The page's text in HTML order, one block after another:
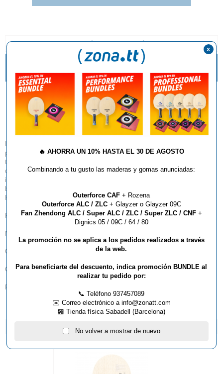
DESCRIPCIÓN Y CARACTERÍSTICAS
¿QUÉ ESTILO DE MANGO DE RAQUETA DEBO
ELEGIR?
Madera JOOLA Vyzaryz
Freeze HRD
Las potentes capas sintéticas ALC bajo una nítida capa exterior de Koto
proporcionan una extraordinaria franqueza y poder de penetración. La
tecnología "Cold-Cured" consigue combinar esta explosividad con el
control. El tiempo de contacto con la pelota ampliado y un sonido
impresionante le dan un toque agradable y redondean esta pala ofensiva
bien equilibrada. ¡Sé frío en tu juego con la JOOLA VYZARYZ FREEZE
HRD!
Ficha técnica
Mango: Recto, cóncavo.
Capas: 5 + 2
Capa exterior, ALC, Koto
Peso: 85g
ARTÍCULOS QUE TE PUEDEN INTERESAR...
🔥 AHORRA UN 10% HASTA EL 30 DE AGOSTO
Combinando a tu gusto las maderas y gomas anunciadas:
Outerforce CAF + Rozena
Outerforce ALC / ZLC+ Glayzer o Glayzer 09C
Fan Zhendong ALC / Super ALC / ZLC / Super ZLC / CNF+
Dignics 05 / 09C / 64 / 80
La promoción no se aplica a los pedidos realizados a través
de la web.
Para beneficiarte del descuento, indica promoción BUNDLE al
realizar tu pedido por:
📞 Teléfono 937457089
✉️ Correo electrónico a info@zonatt.com
🏪 Tienda física Sabadell (Barcelona)
No volver a mostrar de nuevo
x